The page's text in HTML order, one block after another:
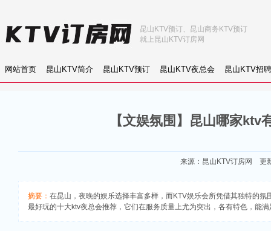
网站首页 昆山KTV简介 昆山KTV预订 昆山KTV夜总会 昆山KTV招聘
昆山KTV预订、昆山商务KTV预订
就上昆山KTV订房网
【文娱氛围】昆山哪家
来源： 昆山KTV订房网 更
摘要： 在昆山，夜晚的娱乐选择丰富多样，而KTV娱乐会所凭借其独特的
最好玩的十大ktv夜总会推荐，它们在服务质量上尤为突出，各有特色，能